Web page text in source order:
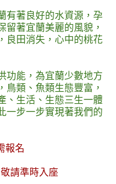
有著良好的水資源，孕
留著宜蘭美麗的風貌，
良田消失，心中的桃花
功能，為宜蘭少數地方
鳥類、魚類生態豐富，
、生活、生態三生一體
一步一步實現著我們的
報名
請準時入座